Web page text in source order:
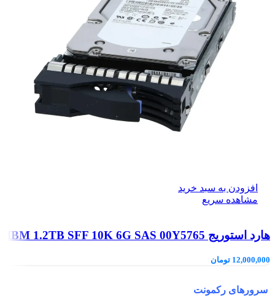
افزودن به سبد خرید
مشاهده سریع
هارد استوریج IBM 1.2TB SFF 10K 6G SAS 00Y5765
12,000,000 تومان
سرورهای رکمونت